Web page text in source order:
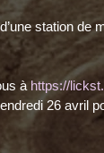
station de
à https://
26 avril